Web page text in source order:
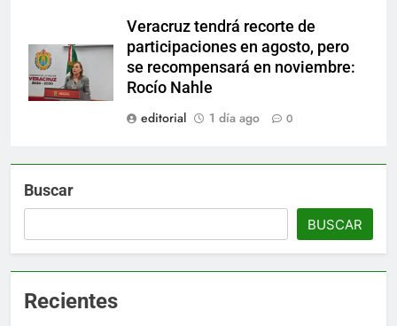
Veracruz tendrá recorte de
participaciones en agosto, pero
se recompensará en noviembre:
Rocío Nahle
editorial
1 día ago 0
Buscar
BUSCAR
Recientes